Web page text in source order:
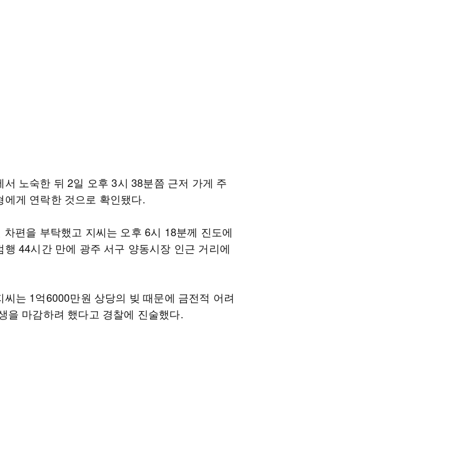
노숙한 뒤 2일 오후 3시 38분쯤 근저 가게 주
에게 연락한 것으로 확인됐다.
편을 부탁했고 지씨는 오후 6시 18분께 진도에
44시간 만에 광주 서구 양동시장 인근 거리에
는 1억6000만원 상당의 빚 때문에 금전적 어려
을 마감하려 했다고 경찰에 진술했다.